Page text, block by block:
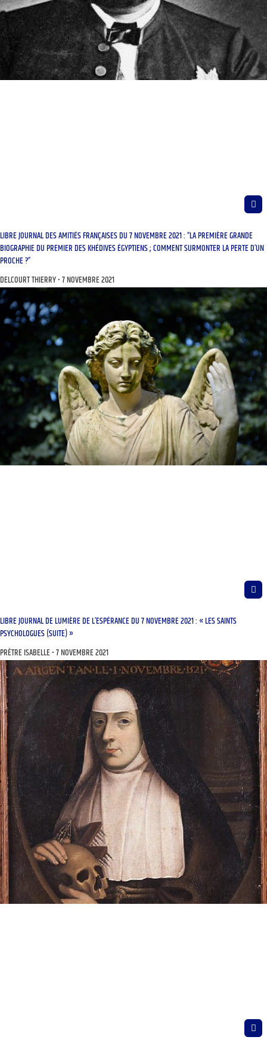
LIBRE JOURNAL DES AMITIÉS FRANÇAISES DU 7 NOVEMBRE 2021 : “LA PREMIÈRE GRANDE
BIOGRAPHIE DU PREMIER DES KHÉDIVES ÉGYPTIENS ; COMMENT SURMONTER LA PERTE D’UN
PROCHE ?”
DELCOURT THIERRY 7 NOVEMBRE 2021
LIBRE JOURNAL DE LUMIÈRE DE L’ESPÉRANCE DU 7 NOVEMBRE 2021 : « LES SAINTS
PSYCHOLOGUES (SUITE) »
PRÊTRE ISABELLE 7 NOVEMBRE 2021